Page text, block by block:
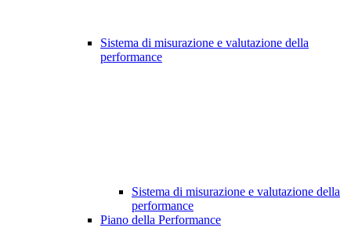
Sistema di misurazione e valutazione della
performance
Sistema di misurazione e valutazione della
performance
Piano della Performance